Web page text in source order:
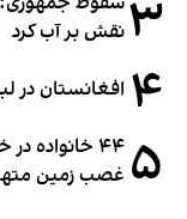
۳نقش بر آب کرد
۴ افغانستان در
۵
۴۴ خانواده
غصب زمین